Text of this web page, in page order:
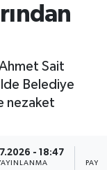
Ahmet Sait
Belediye
nezaket
- 18:47